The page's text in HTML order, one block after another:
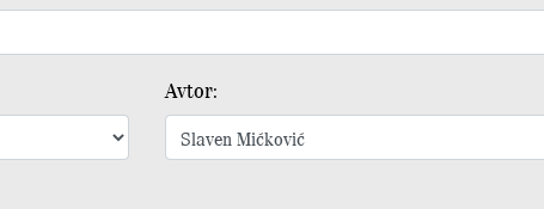
Avtor: